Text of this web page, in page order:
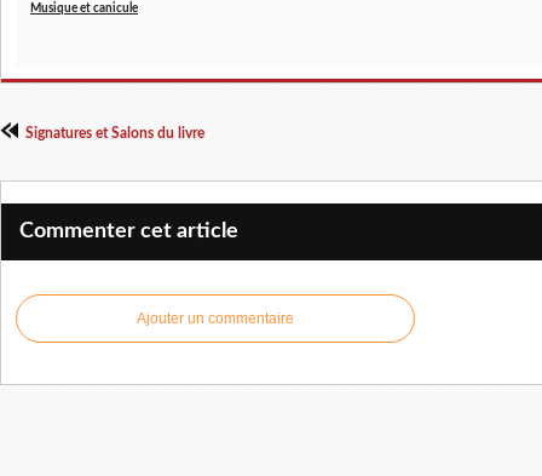
Musique et canicule
Signatures et Salons du livre
Commenter cet article
Ajouter un commentaire